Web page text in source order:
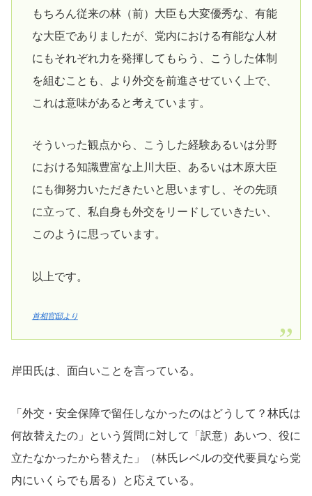
もちろん従来の林（前）大臣も大変優秀な、有能
な大臣でありましたが、党内における有能な人材
にもそれぞれ力を発揮してもらう、こうした体制
を組むことも、より外交を前進させていく上で、
これは意味があると考えています。
そういった観点から、こうした経験あるいは分野
における知識豊富な上川大臣、あるいは木原大臣
にも御努力いただきたいと思いますし、その先頭
に立って、私自身も外交をリードしていきたい、
このように思っています。
以上です。
首相官邸より
岸田氏は、面白いことを言っている。
「外交・安全保障で留任しなかったのはどうして？林氏は
何故替えたの」という質問に対して「訳意）あいつ、役に
立たなかったから替えた」（林氏レベルの交代要員なら党
内にいくらでも居る）と応えている。